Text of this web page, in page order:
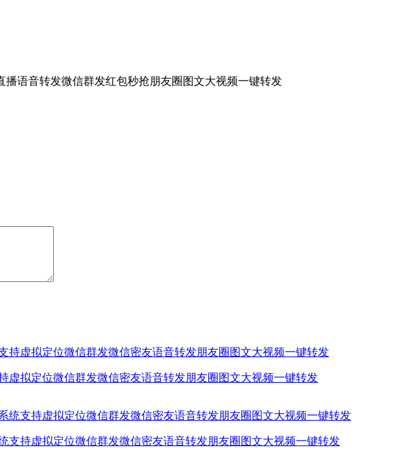
虚拟定位微信群发微信密友语音转发朋友圈图文大视频一键转发
支持虚拟定位微信群发微信密友语音转发朋友圈图文大视频一键转发